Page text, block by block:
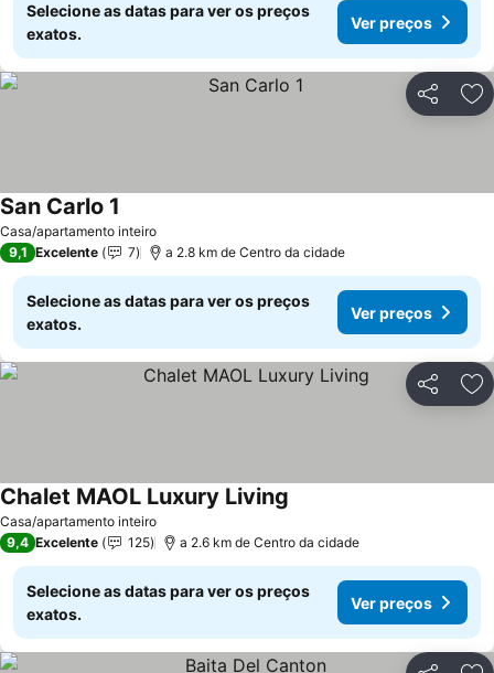
Selecione as datas para ver os preços
exatos.
Ver preços
Partilhar
Casa/apartamento inteiro
San Carlo 1
9,1 Excelente 7 a 2.8 km de Centro da cidade
Selecione as datas para ver os preços
exatos.
Ver preços
Partilhar
Casa/apartamento inteiro
Chalet MAOL Luxury Living
9,4 Excelente 125 a 2.6 km de Centro da cidade
Selecione as datas para ver os preços
exatos.
Ver preços